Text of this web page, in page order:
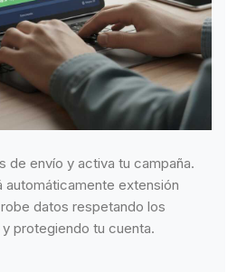
de envío y activa tu campaña.
automáticamente extensión
datos respetando los
protegiendo tu cuenta.